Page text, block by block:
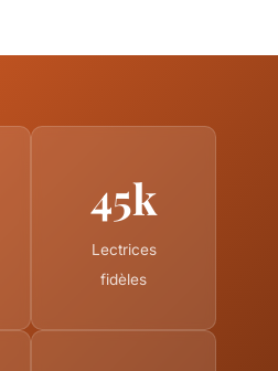
45k
Lectrices
fidèles